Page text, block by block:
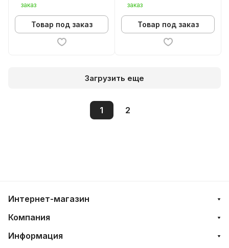
заказ
Товар под заказ
заказ
Товар под заказ
Загрузить еще
1 2
Интернет-магазин
Компания
Информация